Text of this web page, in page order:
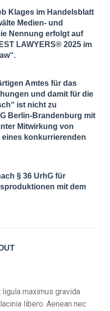
Klages im Handelsblatt
Medien- und
Nennung erfolgt auf
LAWYERS® 2025 im
Amtes für das
und damit für die
ist nicht zu
Berlin-Brandenburg mit
Mitwirkung von
eines konkurrierenden
§ 36 UrhG für
mit dem
maximus gravida
libero. Aenean nec